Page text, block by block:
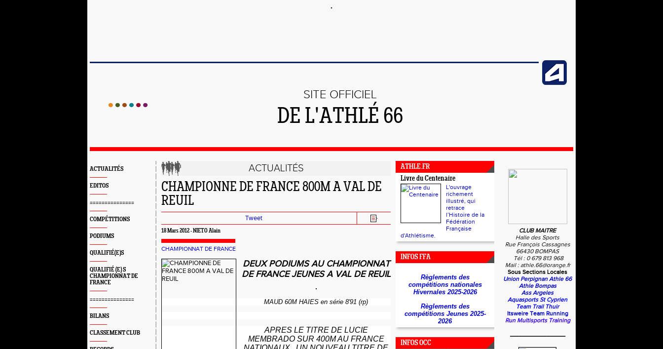
SITE OFFICIEL
DE L'ATHLÉ 66
ACTUALITÉS
EDITOS
===============
COMPÉTITIONS
PODIUMS
QUALIFIÉ(E)S
QUALIFIÉ (E) S
CHAMPIONNAT DE
FRANCE
===============
BILANS
CLASSEMENT CLUB
ACTUALITÉS
CHAMPIONNE DE FRANCE 800M A VAL DE
REUIL
Tweet
18 Mars 2012 - NIETO Alain
CHAMPIONNAT DE FRANCE
DEUX PODIUMS AU CHAMPIONNAT
DE FRANCE JEUNES A VAL DE REUIL
MAUD 60M HAIES en série 8'91 (rp)
APRES LE TITRE DE LUCIE
MEMBRADO SUR 400M AU FRANCE
ATHLE.FR
Livre du Centenaire
L'ouvrage
richement
illustré, qui
retrace
l’Histoire de la
Fédération
Française
d'Athlétisme.
INFOS FFA
Règlements des
compétitions nationales
Hivernales 2025-2026
Règlements des
compétitions Jeunes 2025-
2026
INFOS OCC
CLUB MAITRE
Halle des Sports
Rue François Cassagnes
66430 BOMPAS
Tél : 0 679 813 968
Mail : athle.66@orange.fr
Sous Sections Locales
Union Perpignan Athle 66
Athle Bompas
Ass Argeles
Aquasports St Cyprien
Team Trail Thuir
Itsweire Team Running
Run Multisports Training
________________